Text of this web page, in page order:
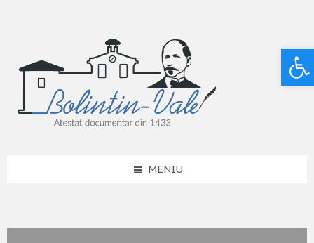
MENIU
Deschide bara de unelte